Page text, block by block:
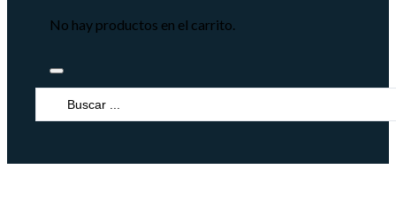
No hay productos en el carrito.
Search
...